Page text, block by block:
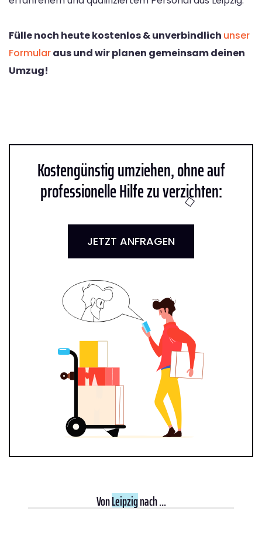
Fülle noch heute kostenlos & unverbindlich unser
Formularaus und wir planen gemeinsam deinen
Umzug!
Kostengünstig umziehen, ohne auf
professionelle Hilfe zu verzichten:
JETZT ANFRAGEN
VonLeipzignach ...